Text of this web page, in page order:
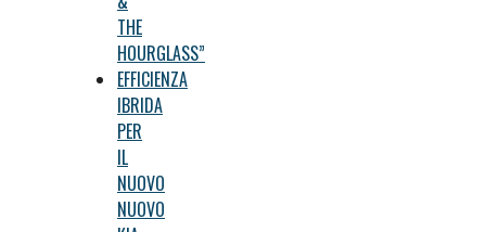
THE
HOURGLASS”
EFFICIENZA
IBRIDA
PER
IL
NUOVO
NUOVO